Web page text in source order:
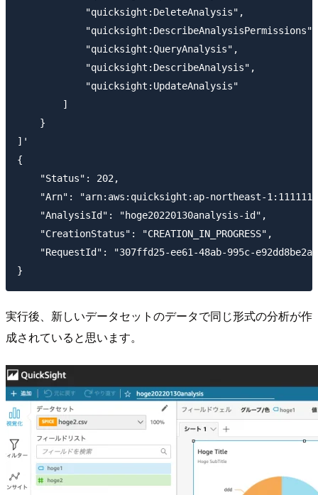
            "quicksight:DeleteAnalysis",
            "quicksight:DescribeAnalysisPermissions",
            "quicksight:QueryAnalysis",
            "quicksight:DescribeAnalysis",
            "quicksight:UpdateAnalysis"
        ]
    }
]'
{
    "Status": 202,
"Arn": "arn:aws:quicksight:ap-northeast-
    "AnalysisId": "hoge20220130analysis-id",
    "CreationStatus": "CREATION_IN_PROGRESS",
"RequestId": "307ffd25-ee61-48ab-995c-
実行後、新しいデータセットのデータで同じ形式の分析が作
成されていると思います。